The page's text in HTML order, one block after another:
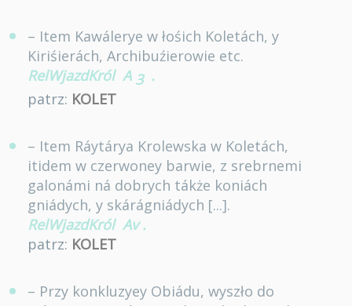
– Item Kawálerye w łośich Koletách, y
Kiriśierách, Archibuźierowie etc.
RelWjazdKról A 3 .
patrz: KOLET
– Item Ráytárya Krolewska w Koletách,
itidem w czerwoney barwie, z srebrnemi
galonámi ná dobrych tákże koniách
gniádych, y skárágniádych [...].
RelWjazdKról Av .
patrz: KOLET
– Przy konkluzyey Obiádu, wyszło do